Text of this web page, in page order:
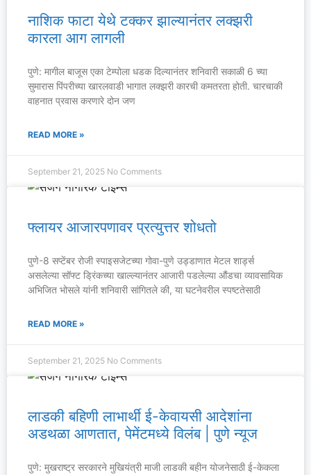
नाशिक फाटा येथे टक्कर झाल्यानंतर लक्झरी
कारला आग लागली
पुणे: मागील बाजूस एका टेम्पोला धडक दिल्यानंतर शनिवारी सकाळी 6 च्या
सुमारास पिंपरीच्या खारलवाडी भागात लक्झरी कारची कमतरता होती. चारचाकी
वाहनात प्रवास करणारे दोन जण
READ MORE »
September 21, 2025 No Comments
फ्लायर आजारपणावर प्रत्युत्तर शोधतो
पुणे-8 सप्टेंबर रोजी स्पाइसजेटच्या गोवा-पुणे उड्डाणात मेटल शार्ड्स
असलेल्या सॉफ्ट ड्रिंकच्या खाल्ल्यानंतर आजारी पडलेल्या औंडचा व्यावसायिक
अभिजित भोसले यांनी शनिवारी सांगितले की, या घटनेवरील स्पष्टतेसाठी
READ MORE »
September 21, 2025 No Comments
लाडकी बहिणी लाभार्थी ई-केवायसी आदेशांना
अडथळा आणतात, पेमेंटमध्ये विलंब | पुणे न्यूज
पुणे: मुखराष्ट्र सरकारने मुखियंत्री माजी लाडकी बहीन योजनेसाठी ई-केकला